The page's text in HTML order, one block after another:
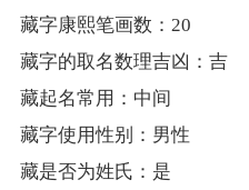
藏字康熙笔画数：20
藏字的取名数理吉凶：吉
藏起名常用：中间
藏字使用性别：男性
藏是否为姓氏：是